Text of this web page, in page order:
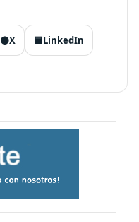
⚫X 🟦LinkedIn